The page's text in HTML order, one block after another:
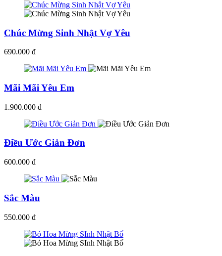
Chúc Mừng Sinh Nhật Vợ Yêu
690.000 đ
Mãi Mãi Yêu Em
1.900.000 đ
Điều Ước Giản Đơn
600.000 đ
Sắc Màu
550.000 đ